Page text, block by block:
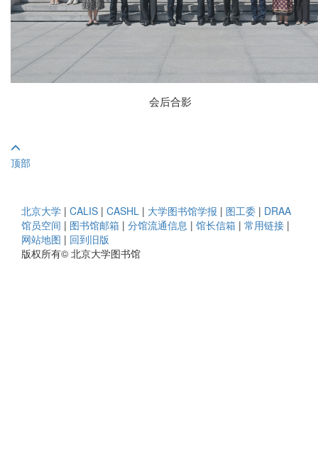
会后合影
顶部
北京大学 | CALIS | CASHL | 大学图书馆学报 | 图工委 | DRAA
馆员空间 | 图书馆邮箱 | 分馆流通信息 | 馆长信箱 | 常用链接 |
网站地图 | 回到旧版
版权所有© 北京大学图书馆